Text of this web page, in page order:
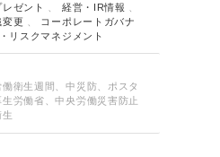
ゼント 経営・IR情報
変更
コーポレートガバナ
リスクマネジメント
衛生週間、中災防、ポスタ
労働省、中央労働災害防止